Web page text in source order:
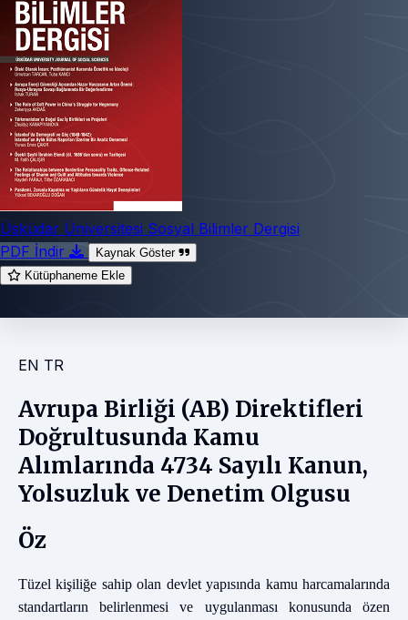
Üsküdar Üniversitesi Sosyal Bilimler Dergisi
PDF İndir
Kaynak Göster
Kütüphaneme Ekle
EN TR
Avrupa Birliği (AB) Direktifleri
Doğrultusunda Kamu
Alımlarında 4734 Sayılı Kanun,
Yolsuzluk ve Denetim Olgusu
Öz
Tüzel kişiliğe sahip olan devlet yapısında kamu harcamalarında
standartların belirlenmesi ve uygulanması konusunda özen